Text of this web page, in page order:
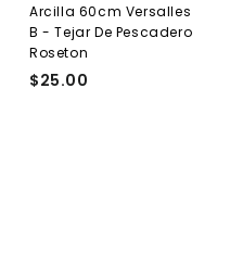
Arcilla 60cm Versalles
B - Tejar De Pescadero
Roseton
$25.00